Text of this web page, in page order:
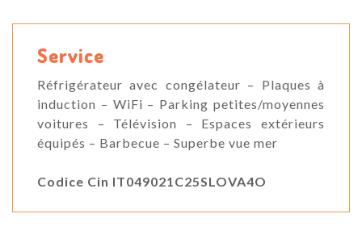
Service
Réfrigérateur avec congélateur – Plaques à
induction – WiFi – Parking petites/moyennes
voitures – Télévision – Espaces extérieurs
équipés – Barbecue – Superbe vue mer
Codice Cin IT049021C25SLOVA4O